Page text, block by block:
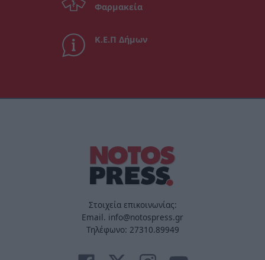
Φαρμακεία
Κ.Ε.Π Δήμων
Στοιχεία επικοινωνίας:
Email. info@notospress.gr
Τηλέφωνο: 27310.89949